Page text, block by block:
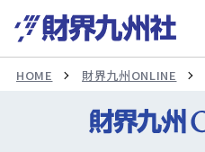
HOME 財界九州ONLINE